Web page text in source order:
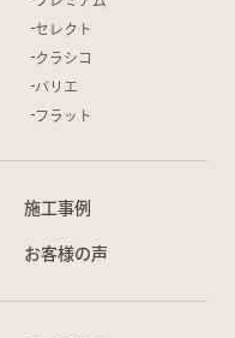
セレクト
クラシコ
バリエ
フラット
施工事例
お客様の声